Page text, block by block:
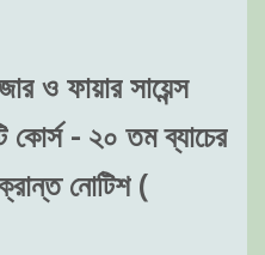
ও ফায়ার সায়েন্স
কোর্স - ২০ তম ব্যাচের
নোটিশ (